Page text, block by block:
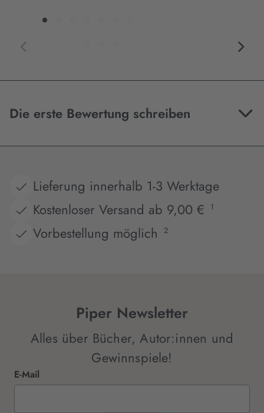
Die erste Bewertung schreiben
Lieferung innerhalb 1-3 Werktage
Kostenloser Versand ab 9,00 €
1
Vorbestellung möglich 2
Piper Newsletter
Alles über Bücher, Autor:innen und
Gewinnspiele!
E-Mail